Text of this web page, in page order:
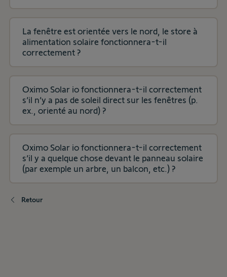
La fenêtre est orientée vers le nord, le store à
alimentation solaire fonctionnera-t-il
correctement ?
Oximo Solar io fonctionnera-t-il correctement
s’il n’y a pas de soleil direct sur les fenêtres (p.
ex., orienté au nord) ?
Oximo Solar io fonctionnera-t-il correctement
s’il y a quelque chose devant le panneau solaire
(par exemple un arbre, un balcon, etc.) ?
Retour